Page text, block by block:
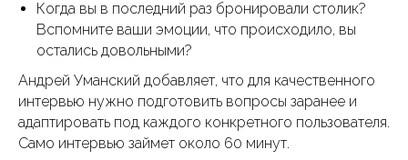
Когда вы в последний раз бронировали столик?
Вспомните ваши эмоции, что происходило, вы
остались довольными?
Андрей Уманский добавляет, что для качественного
интервью нужно подготовить вопросы заранее и
адаптировать под каждого конкретного пользователя.
Само интервью займет около 60 минут.